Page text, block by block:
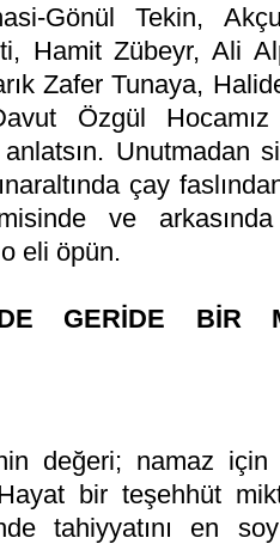
Gönül Tekin,
Hamit Zübeyr, Ali
Zafer Tunaya,
Özgül
anlatsın. Unutmadan
çay
ve
eli öpün.
GERİDE BİR
değeri; namaz için
bir teşehhüt
tahiyyatını en